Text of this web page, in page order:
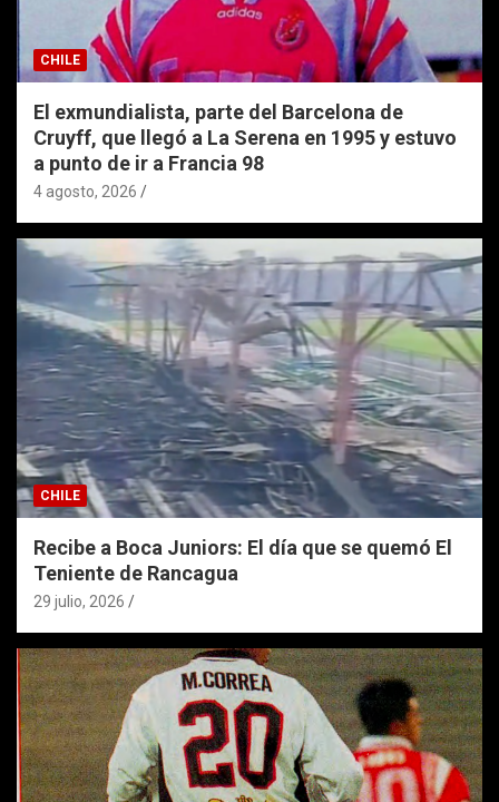
CHILE
El exmundialista, parte del Barcelona de
Cruyff, que llegó a La Serena en 1995 y estuvo
a punto de ir a Francia 98
4 agosto, 2026
CHILE
Recibe a Boca Juniors: El día que se quemó El
Teniente de Rancagua
29 julio, 2026